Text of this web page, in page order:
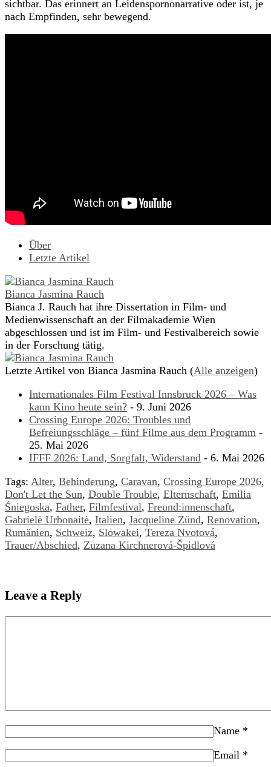
sichtbar. Das erinnert an Leidenspornonarrative oder ist, je
nach Empfinden, sehr bewegend.
Über
Letzte Artikel
Bianca Jasmina Rauch
Bianca J. Rauch hat ihre Dissertation in Film- und
Medienwissenschaft an der Filmakademie Wien
abgeschlossen und ist im Film- und Festivalbereich sowie
in der Forschung tätig.
Letzte Artikel von Bianca Jasmina Rauch (Alle anzeigen)
Internationales Film Festival Innsbruck 2026 – Was
kann Kino heute sein? - 9. Juni 2026
Crossing Europe 2026: Troubles und
Befreiungsschläge – fünf Filme aus dem Programm -
25. Mai 2026
IFFF 2026: Land, Sorgfalt, Widerstand - 6. Mai 2026
Tags: Alter, Behinderung, Caravan, Crossing Europe 2026,
Don't Let the Sun, Double Trouble, Elternschaft, Emilia
Śniegoska, Father, Filmfestival, Freund:innenschaft,
Gabrielė Urbonaitė, Italien, Jacqueline Zünd, Renovation,
Rumänien, Schweiz, Slowakei, Tereza Nvotová,
Trauer/Abschied, Zuzana Kirchnerová-Špidlová
Leave a Reply
Name *
Email *